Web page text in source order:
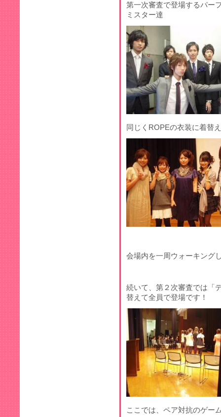
第一次審査で登場するパー
ミスター達
同じくROPEの衣装に着替
会場内を一周ウォーキング
続いて、第２次審査では「
替えて全員で登場です！
ここでは、ペア対抗のゲー